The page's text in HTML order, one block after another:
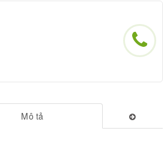
Mô tả